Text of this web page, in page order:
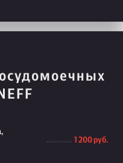
1 200 руб.